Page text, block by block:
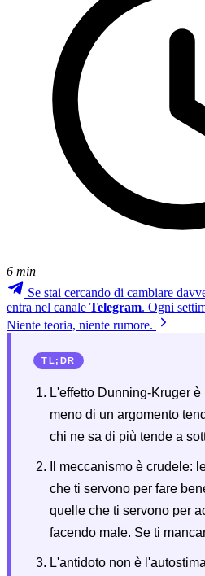
6 min
Se stai cercando di cambiare
entra nel canale Telegram. Ogni
Niente teoria, niente rumore.
TL;DR
L'effetto Dunning-Kruger
meno di un argomento
chi ne sa di più tende a
Il meccanismo è crudele:
che ti servono per fare
quelle che ti servono per
facendo male. Se ti
L'antidoto non è